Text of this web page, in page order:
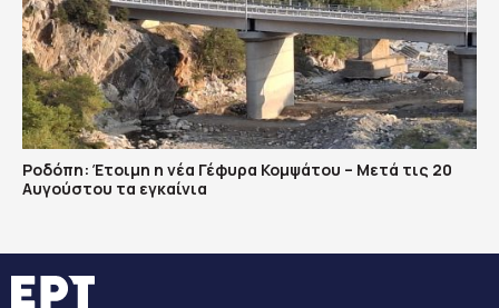
Ροδόπη: Έτοιμη η νέα Γέφυρα Κομψάτου – Μετά τις 20
Αυγούστου τα εγκαίνια